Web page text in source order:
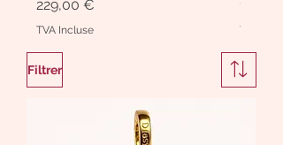
Prix
229,00 €
TVA Incluse
Prix
189,00
TVA
Filtrer